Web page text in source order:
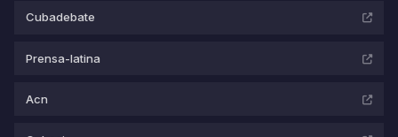
Cubadebate
Prensa-latina
Acn